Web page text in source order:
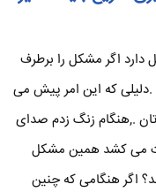
اگر مشکل را برطرف
.دلیلی که این امر پیش می
.,هنگام زنگ زدم صدای
می کشد همین مشکل
اگر هنگامی که چنین